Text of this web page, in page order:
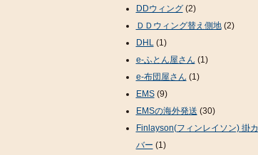
DDウィング(2)
ＤＤウィング替え側地(2)
DHL(1)
e-ふとん屋さん (1)
e-布団屋さん (1)
EMS(9)
EMSの海外発送 (30)
Finlayson(フィンレイソン) 掛カ
バー (1)